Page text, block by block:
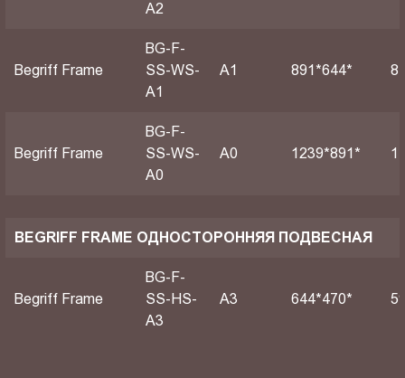
A2
Begriff Frame
BG-F-
SS-WS-
A1
А1 891*644*
Begriff Frame
BG-F-
SS-WS-
A0
А0 1239*891*
BEGRIFF FRAME ОДНОСТОРОННЯЯ ПОДВЕСНАЯ
Begriff Frame
BG-F-
SS-HS-
A3
A3 644*470*